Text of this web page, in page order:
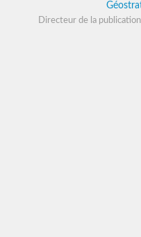
Directeur de la